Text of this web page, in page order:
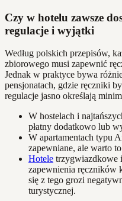
Czy w hotelu zawsze
regulacje i wyjątki
Według polskich przepisów,
zbiorowego musi zapewnić
Jednak w praktyce bywa
pensjonatach, gdzie ręczniki
regulacje jasno określają
W hostelach i
płatny dodatkowo lub
W apartamentach typu
zapewniane, ale warto
Hotele trzygwiazdkowe
zapewnienia ręczników
się z tego grozi
turystycznej.